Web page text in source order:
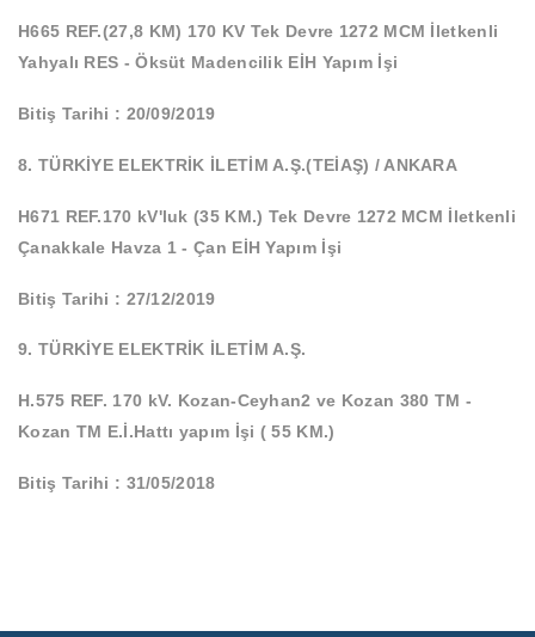
H665 REF.(27,8 KM) 170 KV Tek Devre 1272 MCM İletkenli
Yahyalı RES - Öksüt Madencilik EİH Yapım İşi
Bitiş Tarihi : 20/09/2019
8. TÜRKİYE ELEKTRİK İLETİM A.Ş.(TEİAŞ) / ANKARA
H671 REF.170 kV'luk (35 KM.) Tek Devre 1272 MCM İletkenli
Çanakkale Havza 1 - Çan EİH Yapım İşi
Bitiş Tarihi : 27/12/2019
9. TÜRKİYE ELEKTRİK İLETİM A.Ş.
H.575 REF. 170 kV. Kozan-Ceyhan2 ve Kozan 380 TM -
Kozan TM E.İ.Hattı yapım İşi ( 55 KM.)
Bitiş Tarihi : 31/05/2018